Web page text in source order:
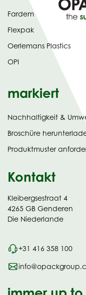
Fardem
Flexpak
Oerlemans Plastics
OPI
markiert
Nachhaltigkeit &
Broschüre
Produktmuster
Kontakt
Kleibergsestraat 4
4265 GB Genderen
Die Niederlande
+31 416 358 100